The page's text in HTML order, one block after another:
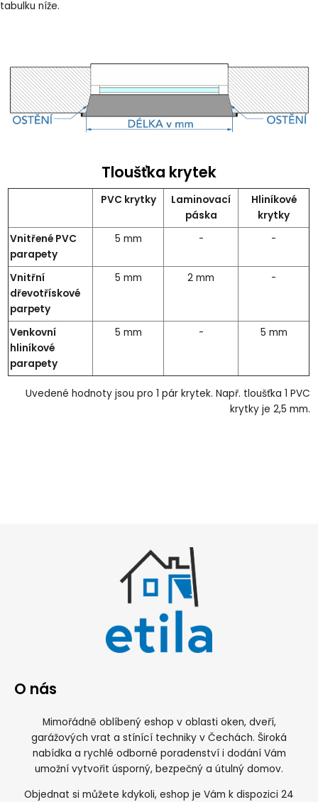
tabulku níže.
Tloušťka krytek
PVC krytky
Laminovací
páska
Hliníkové
krytky
Vnitřené PVC
parapety
5 mm - -
Vnitřní
dřevotřískové
parpety
5 mm 2 mm -
Venkovní
hliníkové
parapety
5 mm - 5 mm
Uvedené hodnoty jsou pro 1 pár krytek. Např. tloušťka 1 PVC
krytky je 2,5 mm.
O nás
Mimořádně oblíbený eshop v oblasti oken, dveří,
garážových vrat a stínící techniky v Čechách. Široká
nabídka a rychlé odborné poradenství i dodání Vám
umožní vytvořit úsporný, bezpečný a útulný domov.
Objednat si můžete kdykoli, eshop je Vám k dispozici 24